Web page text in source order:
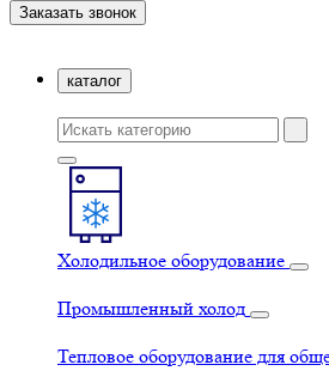
Заказать звонок
каталог
Холодильное оборудование
Промышленный холод
Тепловое оборудование для